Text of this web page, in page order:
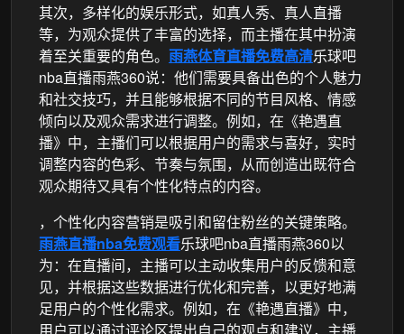
其次，多样化的娱乐形式，如真人秀、真人直播
等，为观众提供了丰富的选择，而主播在其中扮演
着至关重要的角色。 雨燕体育直播免费高清乐球吧
nba直播雨燕360说：他们需要具备出色的个人魅力
和社交技巧，并且能够根据不同的节目风格、情感
倾向以及观众需求进行调整。例如，在《艳遇直
播》中，主播们可以根据用户的需求与喜好，实时
调整内容的色彩、节奏与氛围，从而创造出既符合
观众期待又具有个性化特点的内容。
，个性化内容营销是吸引和留住粉丝的关键策略。
雨燕直播nba免费观看乐球吧nba直播雨燕360以
为：在直播间，主播可以主动收集用户的反馈和意
见，并根据这些数据进行优化和完善，以更好地满
足用户的个性化需求。例如，在《艳遇直播》中，
用户可以通过评论区提出自己的观点和建议，主播